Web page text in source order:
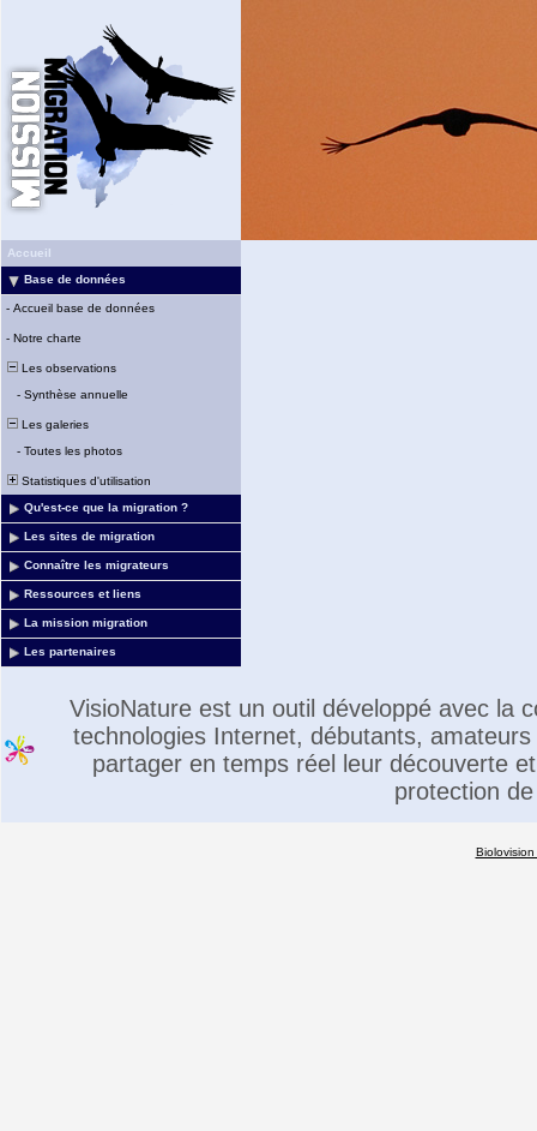
Accueil
Base de données
- Accueil base de données
- Notre charte
Les observations
- Synthèse annuelle
Les galeries
- Toutes les photos
Statistiques d'utilisation
Qu'est-ce que la migration ?
Les sites de migration
Connaître les migrateurs
Ressources et liens
La mission migration
Les partenaires
VisioNature est un outil développé avec la
technologies Internet, débutants,
partager en temps réel leur découverte
protection
Biolovision